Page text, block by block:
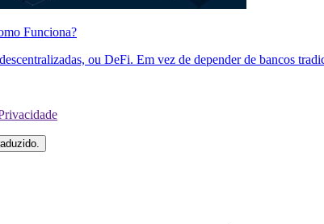
Funciona?
ou DeFi. Em vez de depender de bancos